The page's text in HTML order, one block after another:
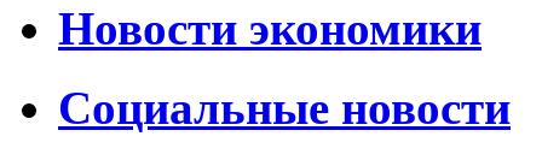
Новости экономики
Социальные новости